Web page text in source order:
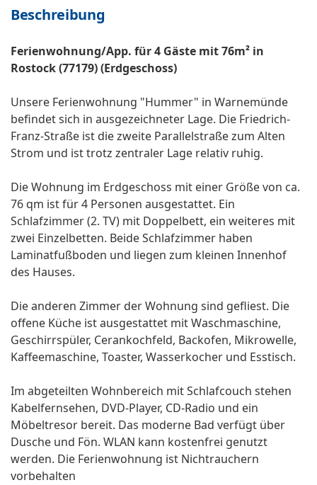
Beschreibung
Ferienwohnung/App. für 4 Gäste mit 76m² in
Rostock (77179) (Erdgeschoss)
Unsere Ferienwohnung "Hummer" in Warnemünde
befindet sich in ausgezeichneter Lage. Die Friedrich-
Franz-Straße ist die zweite Parallelstraße zum Alten
Strom und ist trotz zentraler Lage relativ ruhig.
Die Wohnung im Erdgeschoss mit einer Größe von ca.
76 qm ist für 4 Personen ausgestattet. Ein
Schlafzimmer (2. TV) mit Doppelbett, ein weiteres mit
zwei Einzelbetten. Beide Schlafzimmer haben
Laminatfußboden und liegen zum kleinen Innenhof
des Hauses.
Die anderen Zimmer der Wohnung sind gefliest. Die
offene Küche ist ausgestattet mit Waschmaschine,
Geschirrspüler, Cerankochfeld, Backofen, Mikrowelle,
Kaffeemaschine, Toaster, Wasserkocher und Esstisch.
Im abgeteilten Wohnbereich mit Schlafcouch stehen
Kabelfernsehen, DVD-Player, CD-Radio und ein
Möbeltresor bereit. Das moderne Bad verfügt über
Dusche und Fön. WLAN kann kostenfrei genutzt
werden. Die Ferienwohnung ist Nichtrauchern
vorbehalten